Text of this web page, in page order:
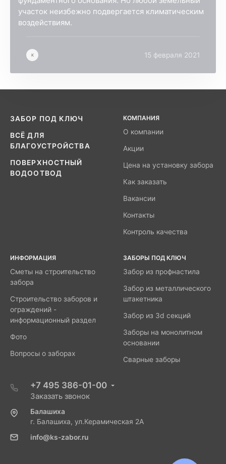
участок неизбежно подвергается климатическим
воздействиям.
K 15 февраля 2021
ЗАБОР ПОД КЛЮЧ
ВСЁ ДЛЯ
БЛАГОУСТРОЙСТВА
ПОВЕРХНОСТНЫЙ
ВОДООТВОД
КОМПАНИЯ
О компании
Акции
Цена на установку забора
Как заказать
Вакансии
Контакты
Контроль качества
ИНФОРМАЦИЯ
Сметы на строительство
забора
Строительство заборов и
ограждений -
информационный раздел
Фото
Вопросы о заборах
ЗАБОРЫ ПОД КЛЮЧ
Забор из профнастила
Забор из металлического
штакетника
Забор из 3d секций
Заборы на монолитном
основании
Сварные заборы
+7 495 386-01-00
Заказать звонок
Балашиха
г. Балашиха, ул.Керамическая 2А
info@ks-zabor.ru